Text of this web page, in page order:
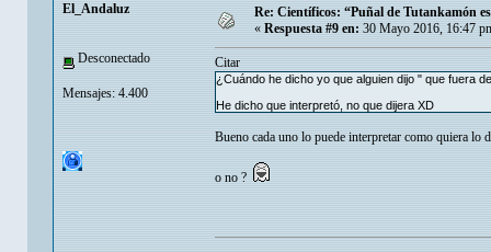
El_Andaluz
Desconectado
Mensajes: 4.400
Re: Científicos: “Puñal de Tutankamón
« Respuesta #9 en: 30 Mayo 2016, 16:47
Citar
¿Cuándo he dicho yo que alguien dijo " que fuera
He dicho que interpretó, no que dijera XD
Bueno cada uno lo puede interpretar como quiera lo
o no ?